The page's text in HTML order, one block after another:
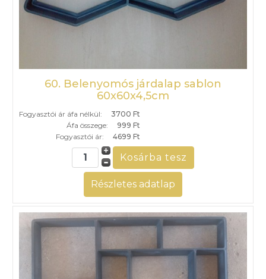
60. Belenyomós járdalap sablon
60x60x4,5cm
Fogyasztói ár áfa nélkül:
3700 Ft
Áfa összege:
999 Ft
Fogyasztói ár:
4699 Ft
Részletes adatlap